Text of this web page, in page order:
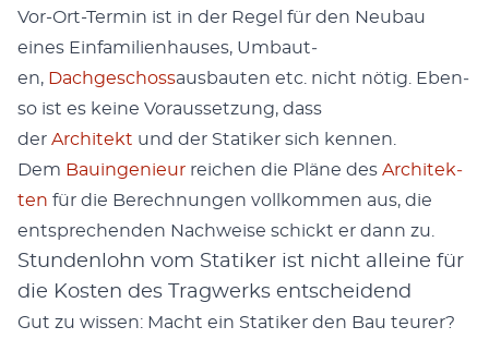
Vor-Ort-Ter­min ist in der Regel für den Neubau
eines Ein­fam­i­lien­haus­es, Umbaut­
en, Dachgeschossaus­baut­en etc. nicht nötig. Eben­
so ist es keine Voraus­set­zung, dass
der Architekt und der Sta­tik­er sich ken­nen.
Dem Bauin­ge­nieur reichen die Pläne des Architek­
ten für die Berech­nun­gen vol­lkom­men aus, die
entsprechen­den Nach­weise schickt er dann zu.
Stundenlohn vom Statiker ist nicht alleine für
die Kosten des Tragwerks entscheidend
Gut zu wis­sen: Macht ein Sta­tik­er den Bau teur­er?